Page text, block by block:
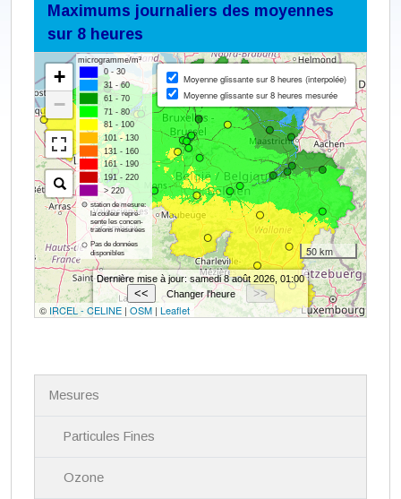
Maximums journaliers des moyennes
sur 8 heures
Mesures
Particules Fines
Ozone